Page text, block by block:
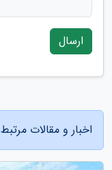
ارسال
اخبار و مقالات مرتبط